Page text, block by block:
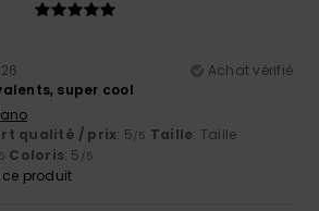
Achat vérifié
super cool
qualité / prix: 5/5 Taille: Taille
Coloris: 5 /5
produit